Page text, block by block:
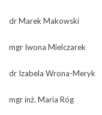
dr Marek Makowski
mgr Iwona Mielczarek
dr Izabela Wrona-Meryk
mgr inż. Maria Róg